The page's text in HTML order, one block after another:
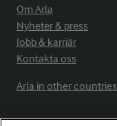
Om Arla
Nyheter & press
Jobb & karriär
Kontakta oss
Arla in other countries